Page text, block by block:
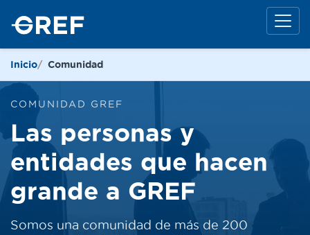
Inicio Comunidad
COMUNIDAD GREF
Las personas y
entidades que hacen
grande a GREF
Somos una comunidad de más de 200